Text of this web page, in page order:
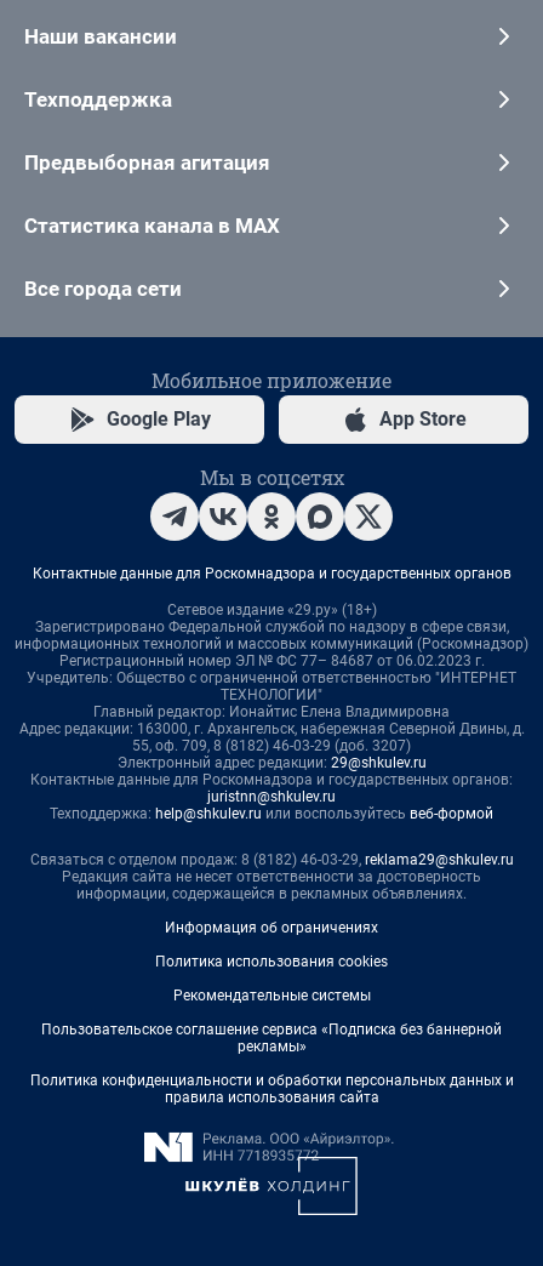
Наши вакансии
Техподдержка
Предвыборная агитация
Статистика канала в MAX
Все города сети
Мобильное приложение
Google Play App Store
Мы в соцсетях
Контактные данные для Роскомнадзора и государственных органов
Сетевое издание «29.ру» (18+)
Зарегистрировано Федеральной службой по надзору в сфере связи,
информационных технологий и массовых коммуникаций (Роскомнадзор)
Регистрационный номер ЭЛ № ФС 77– 84687 от 06.02.2023 г.
Учредитель: Общество с ограниченной ответственностью "ИНТЕРНЕТ
ТЕХНОЛОГИИ"
Главный редактор: Ионайтис Елена Владимировна
Адрес редакции: 163000, г. Архангельск, набережная Северной Двины, д.
55, оф. 709, 8 (8182) 46-03-29 (доб. 3207)
Электронный адрес редакции: 29@shkulev.ru
Контактные данные для Роскомнадзора и государственных органов:
juristnn@shkulev.ru
Техподдержка: help@shkulev.ru или воспользуйтесь веб-формой
Связаться с отделом продаж: 8 (8182) 46-03-29, reklama29@shkulev.ru
Редакция сайта не несет ответственности за достоверность
информации, содержащейся в рекламных объявлениях.
Информация об ограничениях
Политика использования cookies
Рекомендательные системы
Пользовательское соглашение сервиса «Подписка без баннерной
рекламы»
Политика конфиденциальности и обработки персональных данных и
правила использования сайта